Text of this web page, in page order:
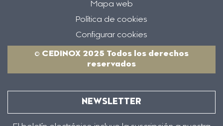
Mapa web
Política de cookies
Configurar cookies
© CEDINOX 2025 Todos los derechos
reservados
NEWSLETTER